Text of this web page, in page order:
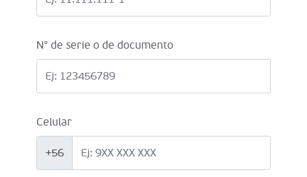
N° de serie o de documento
Celular
+56